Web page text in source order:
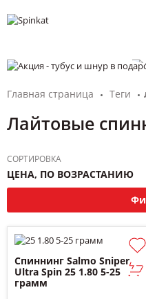
Главная страница Теги
Лайтовые
СОРТИРОВКА
ЦЕНА, ПО ВОЗРАСТАНИЮ
Спиннинг Salmo Sniper
Ultra Spin 25 1.80 5-25
грамм